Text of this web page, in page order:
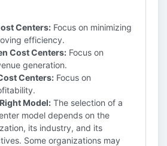
Centers: Focus on minimizing
efficiency.
Cost Centers: Focus on
generation.
Centers: Focus on
Model: The selection of a
model depends on the
its industry, and its
Some organizations may